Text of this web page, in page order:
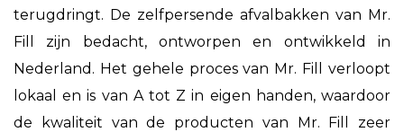
terugdringt. De zelfpersende afvalbakken van Mr.
Fill zijn bedacht, ontworpen en ontwikkeld in
Nederland. Het gehele proces van Mr. Fill verloopt
lokaal en is van A tot Z in eigen handen, waardoor
de kwaliteit van de producten van Mr. Fill zeer